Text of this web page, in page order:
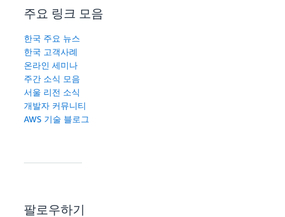
주요 링크 모음
한국 주요 뉴스
한국 고객사례
온라인 세미나
주간 소식 모음
서울 리전 소식
개발자 커뮤니티
AWS 기술 블로그
팔로우하기